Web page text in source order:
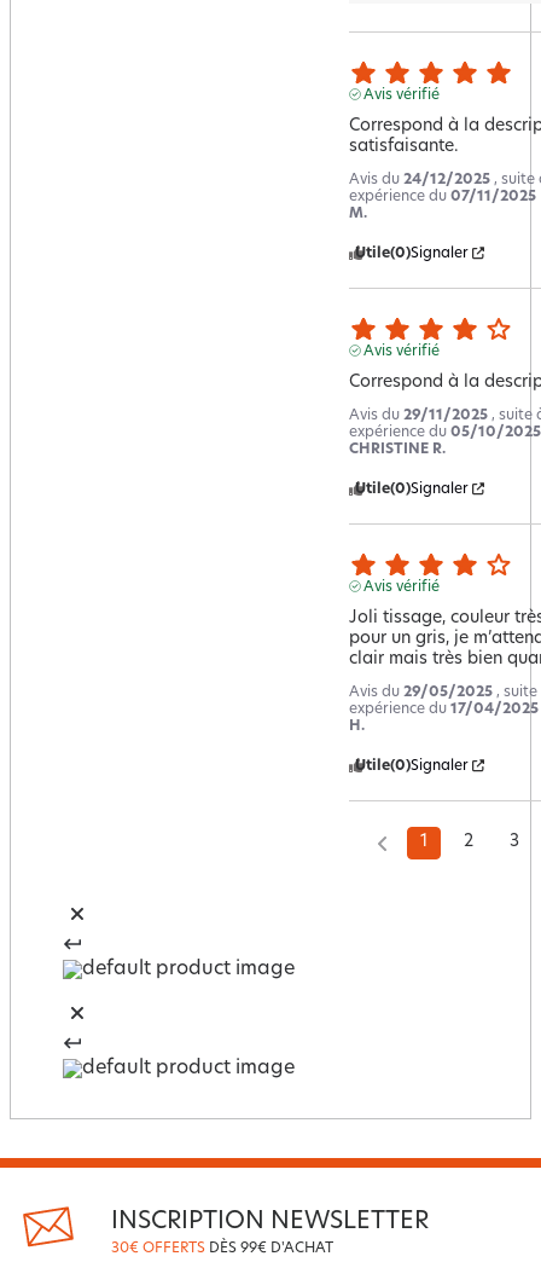
Avis vérifié
Correspond à la
satisfaisante.
Avis du 24/12/2025 , suite
expérience du 07/11/2025
M.
Utile(0)Signaler
Avis vérifié
Correspond à la
Avis du 29/11/2025 , suite
expérience du 05/10/2025
CHRISTINE R.
Utile(0)Signaler
Avis vérifié
Joli tissage, couleur
pour un gris, je
clair mais très bien
Avis du 29/05/2025 , suite
expérience du 17/04/2025
H.
Utile(0)Signaler
1 2 3
INSCRIPTION NEWSLETTER
30€ OFFERTS DÈS 99€ D'ACHAT